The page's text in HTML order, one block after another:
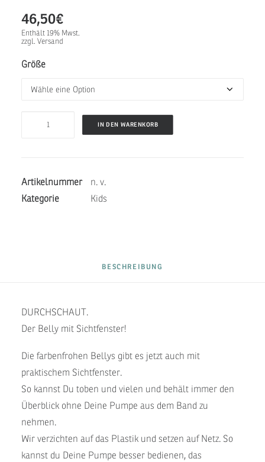
46,50€
Enthält 19% Mwst.
zzgl. Versand
Größe
MERMAID
Menge
IN DEN WARENKORB
Artikelnummer
n. v.
Kategorie
Kids
BESCHREIBUNG
DURCHSCHAUT.
Der Belly mit Sichtfenster!
Die farbenfrohen Bellys gibt es jetzt auch mit
praktischem Sichtfenster.
So kannst Du toben und vielen und behält immer den
Überblick ohne Deine Pumpe aus dem Band zu
nehmen.
Wir verzichten auf das Plastik und setzen auf Netz. So
kannst du Deine Pumpe besser bedienen, das